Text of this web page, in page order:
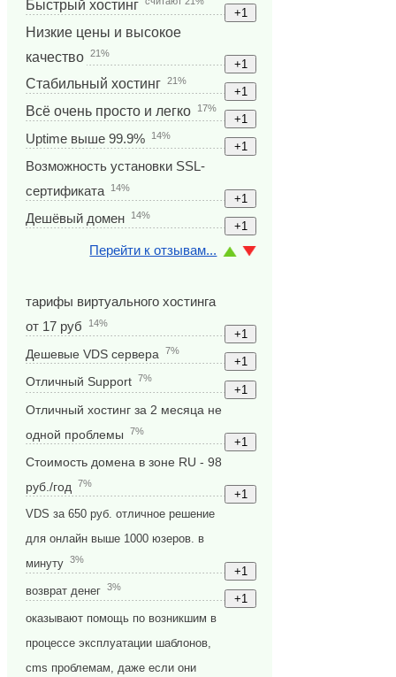
Быстрый хостинг
Низкие цены и высокое
качество
21%
Стабильный хостинг 21%
Всё очень просто и легко 17%
Uptime выше 99.9% 14%
Возможность установки SSL-
сертификата
14%
Дешёвый домен 14%
Перейти к отзывам...
тарифы виртуального хостинга
от 17 руб
14%
Дешевые VDS сервера 7%
Отличный Support 7%
Отличный хостинг за 2 месяца не
одной проблемы
7%
Стоимость домена в зоне RU - 98
руб./год
7%
VDS за 650 руб. отличное решение
для онлайн выше 1000 юзеров. в
минуту
3%
возврат денег 3%
оказывают помощь по возникшим в
процессе эксплуатации шаблонов,
cms проблемам, даже если они